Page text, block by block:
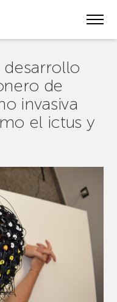
desarrollo
de
invasiva
el ictus y